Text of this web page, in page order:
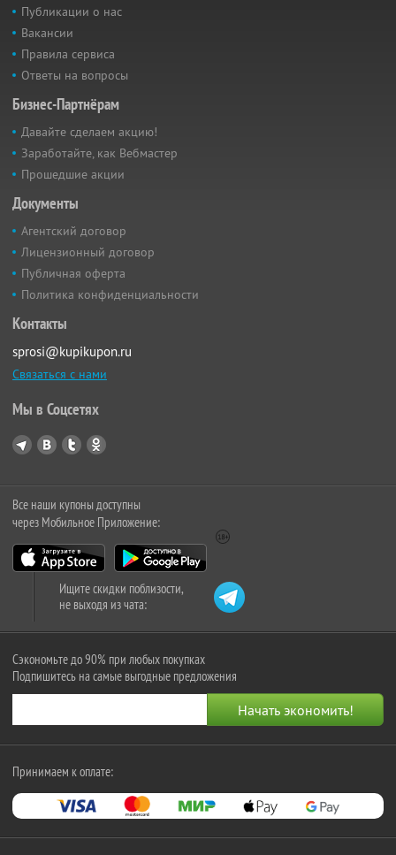
Публикации о нас
Вакансии
Правила сервиса
Ответы на вопросы
Бизнес-Партнёрам
Давайте сделаем акцию!
Заработайте, как Вебмастер
Прошедшие акции
Документы
Агентский договор
Лицензионный договор
Публичная оферта
Политика конфиденциальности
Контакты
sprosi@kupikupon.ru
Связаться с нами
Мы в Соцсетях
Все наши купоны доступны
через Мобильное Приложение:
Ищите скидки поблизости,
не выходя из чата:
Сэкономьте до 90% при любых покупках
Подпишитесь на самые выгодные предложения
Принимаем к оплате: